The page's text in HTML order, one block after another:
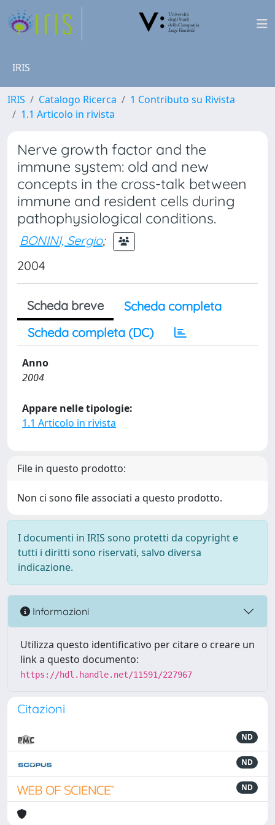
IRIS
IRIS Catalogo Ricerca
1 Contributo su Rivista
1.1 Articolo in rivista
Nerve growth factor and the
immune system: old and new
concepts in the cross-talk between
immune and resident cells during
pathophysiological conditions.
BONINI, Sergio;
2004
Scheda breve
Scheda completa
Scheda completa (DC)
Anno
2004
Appare nelle tipologie:
1.1 Articolo in rivista
File in questo prodotto:
Non ci sono file associati a questo prodotto.
I documenti in IRIS sono protetti da copyright e
tutti i diritti sono riservati, salvo diversa
indicazione.
Informazioni
Utilizza questo identificativo per citare o creare un
link a questo documento:
https://hdl.handle.net/11591/227967
Citazioni
ND
ND
ND